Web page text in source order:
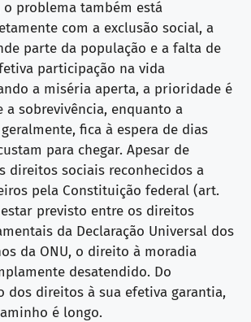
o problema também está
com a exclusão social, a
parte da população e a falta de
participação na vida
a miséria aperta, a prioridade é
a sobrevivência, enquanto a
fica à espera de dias
para chegar. Apesar de
direitos sociais reconhecidos a
pela Constituição federal (art.
previsto entre os direitos
da Declaração Universal dos
da ONU, o direito à moradia
desatendido. Do
dos direitos à sua efetiva garantia,
é longo.